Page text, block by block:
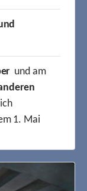
und am
1. Mai